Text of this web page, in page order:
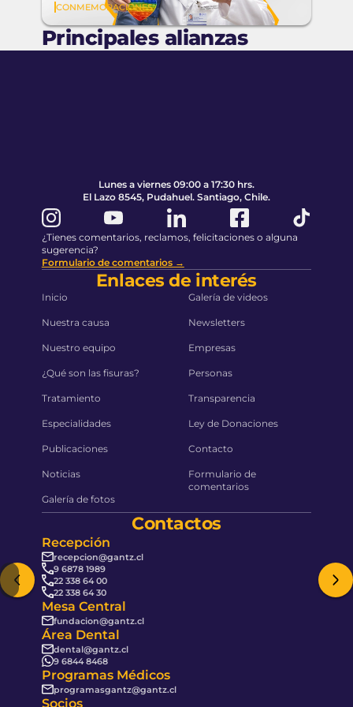
ningún niño en Chile quede sin
tratamiento
CONMEMORACIONES
Principales alianzas
Lunes a viernes 09:00 a 17:30 hrs.
El Lazo 8545, Pudahuel. Santiago, Chile.
¿Tienes comentarios, reclamos, felicitaciones o alguna
sugerencia?
Formulario de comentarios →
Enlaces de interés
Inicio
Nuestra causa
Nuestro equipo
¿Qué son las fisuras?
Tratamiento
Especialidades
Publicaciones
Noticias
Galería de fotos
Galería de videos
Newsletters
Empresas
Personas
Transparencia
Ley de Donaciones
Contacto
Formulario de
comentarios
Contactos
Recepción
recepcion@gantz.cl
9 6878 1989
22 338 64 00
22 338 64 30
Mesa Central
fundacion@gantz.cl
Área Dental
dental@gantz.cl
9 6844 8468
Programas Médicos
programasgantz@gantz.cl
Socios